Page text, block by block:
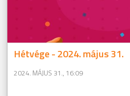
Hétvége - 2024. május 31.
2024. MÁJUS 31., 16:09